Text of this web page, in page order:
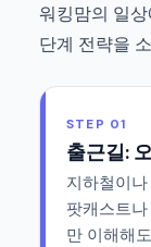
워킹맘의 일
단계 전략을
STEP 01
출근길:
지하철이
팟캐스트
만 이해해